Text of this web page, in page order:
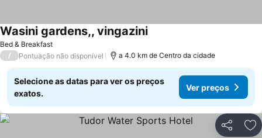
Bed & Breakfast
Wasini gardens,, vingazini
/ Pontuação não disponível a 4.0 km de Centro da cidade
Selecione as datas para ver os preços
exatos.
Ver preços
Partilhar